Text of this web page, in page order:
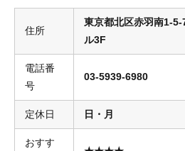
住所
東京都北区赤羽南1-
ル3F
電話番
号
03-5939-6980
定休日 日・月
おすす